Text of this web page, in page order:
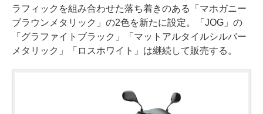
ラフィックを組み合わせた落ち着きのある「マホガニー
ブラウンメタリック」の2色を新たに設定。「JOG」の
「グラファイトブラック」「マットアルタイルシルバー
メタリック」「ロスホワイト」は継続して販売する。